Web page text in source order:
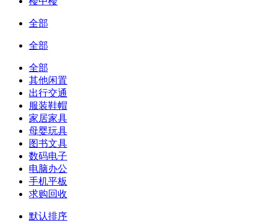
全部
全部
全部
其他闲置
出行交通
服装鞋帽
家居家具
母婴玩具
图书文具
数码电子
电脑办公
手机平板
求购回收
默认排序